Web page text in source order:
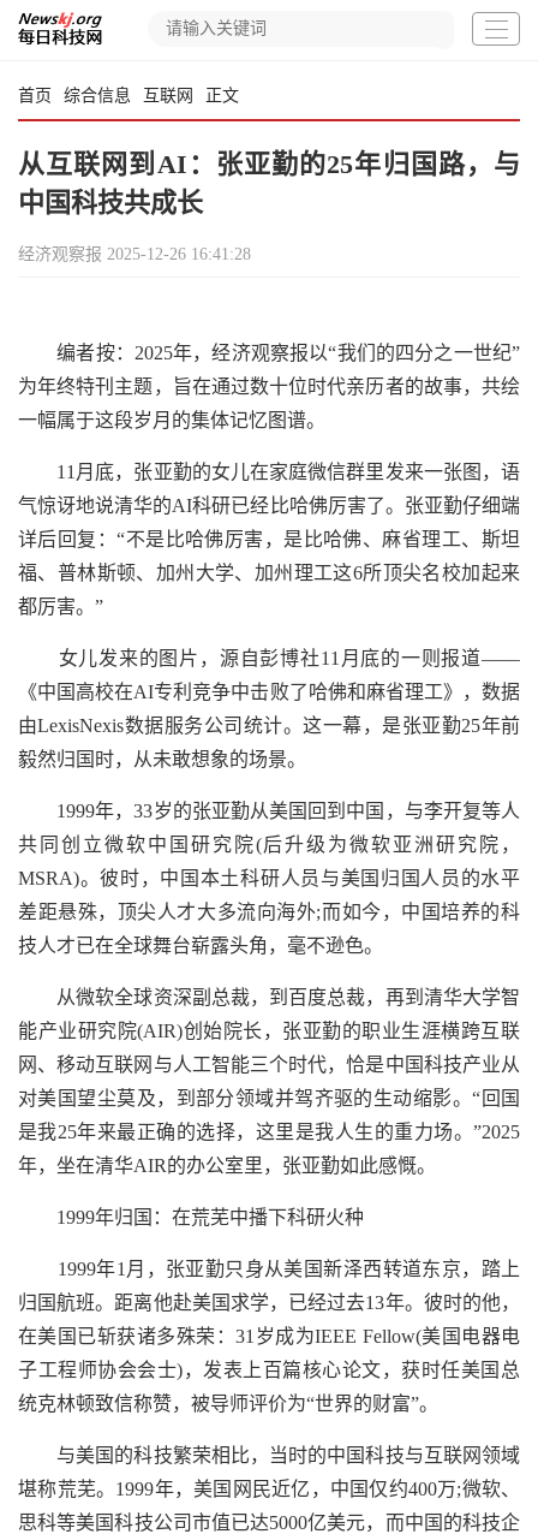
首页 综合信息 互联网 正文
从互联网到AI：张亚勤的25年归国路，与
中国科技共成长
经济观察报 2025-12-26 16:41:28
编者按：2025年，经济观察报以“我们的四分之一世纪”
为年终特刊主题，旨在通过数十位时代亲历者的故事，共绘
一幅属于这段岁月的集体记忆图谱。
11月底，张亚勤的女儿在家庭微信群里发来一张图，语
气惊讶地说清华的AI科研已经比哈佛厉害了。张亚勤仔细端
详后回复：“不是比哈佛厉害，是比哈佛、麻省理工、斯坦
福、普林斯顿、加州大学、加州理工这6所顶尖名校加起来
都厉害。”
女儿发来的图片，源自彭博社11月底的一则报道——
《中国高校在AI专利竞争中击败了哈佛和麻省理工》，数据
由LexisNexis数据服务公司统计。这一幕，是张亚勤25年前
毅然归国时，从未敢想象的场景。
1999年，33岁的张亚勤从美国回到中国，与李开复等人
共同创立微软中国研究院(后升级为微软亚洲研究院，
MSRA)。彼时，中国本土科研人员与美国归国人员的水平
差距悬殊，顶尖人才大多流向海外;而如今，中国培养的科
技人才已在全球舞台崭露头角，毫不逊色。
从微软全球资深副总裁，到百度总裁，再到清华大学智
能产业研究院(AIR)创始院长，张亚勤的职业生涯横跨互联
网、移动互联网与人工智能三个时代，恰是中国科技产业从
对美国望尘莫及，到部分领域并驾齐驱的生动缩影。“回国
是我25年来最正确的选择，这里是我人生的重力场。”2025
年，坐在清华AIR的办公室里，张亚勤如此感慨。
1999年归国：在荒芜中播下科研火种
1999年1月，张亚勤只身从美国新泽西转道东京，踏上
归国航班。距离他赴美国求学，已经过去13年。彼时的他，
在美国已斩获诸多殊荣：31岁成为IEEE Fellow(美国电器电
子工程师协会会士)，发表上百篇核心论文，获时任美国总
统克林顿致信称赞，被导师评价为“世界的财富”。
与美国的科技繁荣相比，当时的中国科技与互联网领域
堪称荒芜。1999年，美国网民近亿，中国仅约400万;微软、
思科等美国科技公司市值已达5000亿美元，而中国的科技企